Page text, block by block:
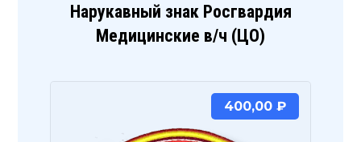
Нарукавный знак Росгвардия
Медицинские в/ч (ЦО)
400,00 ₽